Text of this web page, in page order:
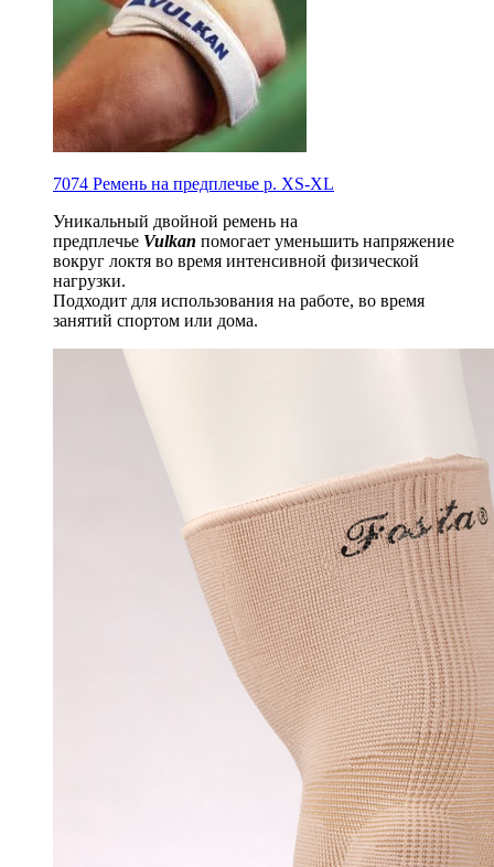
7074 Ремень на предплечье р. XS-XL
Уникальный двойной ремень на
предплечье Vulkan помогает уменьшить напряжение
вокруг локтя во время интенсивной физической
нагрузки.
Подходит для использования на работе, во время
занятий спортом или дома.